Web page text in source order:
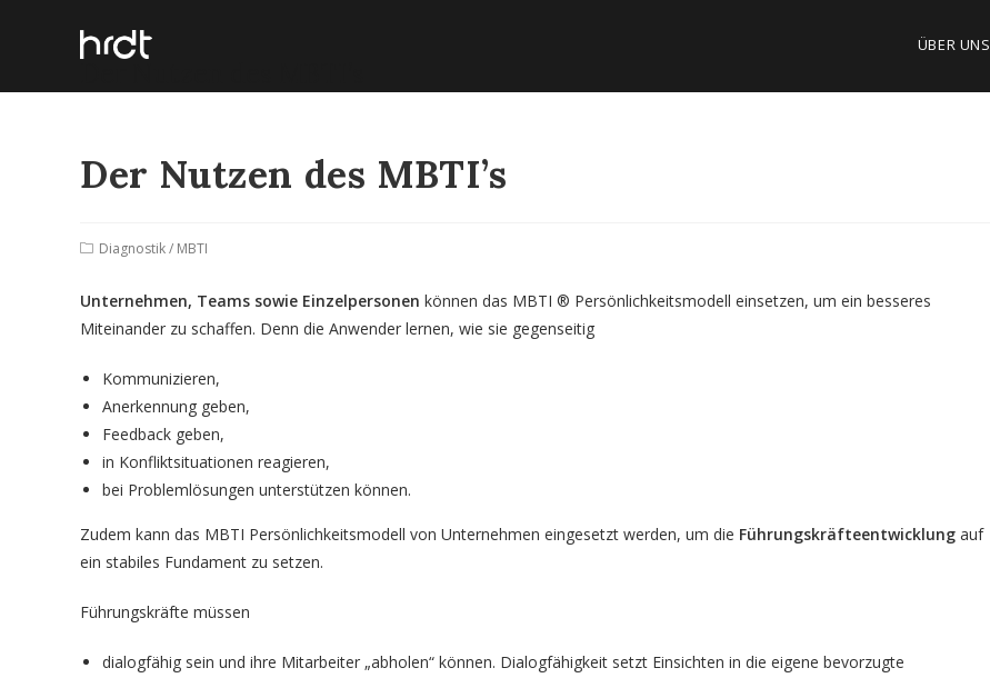
ÜBER UNS
Der Nutzen des MBTI’s
Diagnostik/ MBTI
Unternehmen, Teams sowie Einzelpersonen können das MBTI ® Persönlichkeitsmodell einsetzen, um ein besseres
Miteinander zu schaffen. Denn die Anwender lernen, wie sie gegenseitig
Kommunizieren,
Anerkennung geben,
Feedback geben,
in Konfliktsituationen reagieren,
bei Problemlösungen unterstützen können.
Zudem kann das MBTI Persönlichkeitsmodell von Unternehmen eingesetzt werden, um die Führungskräfteentwicklung auf
ein stabiles Fundament zu setzen.
Führungskräfte müssen
dialogfähig sein und ihre Mitarbeiter „abholen“ können. Dialogfähigkeit setzt Einsichten in die eigene bevorzugte